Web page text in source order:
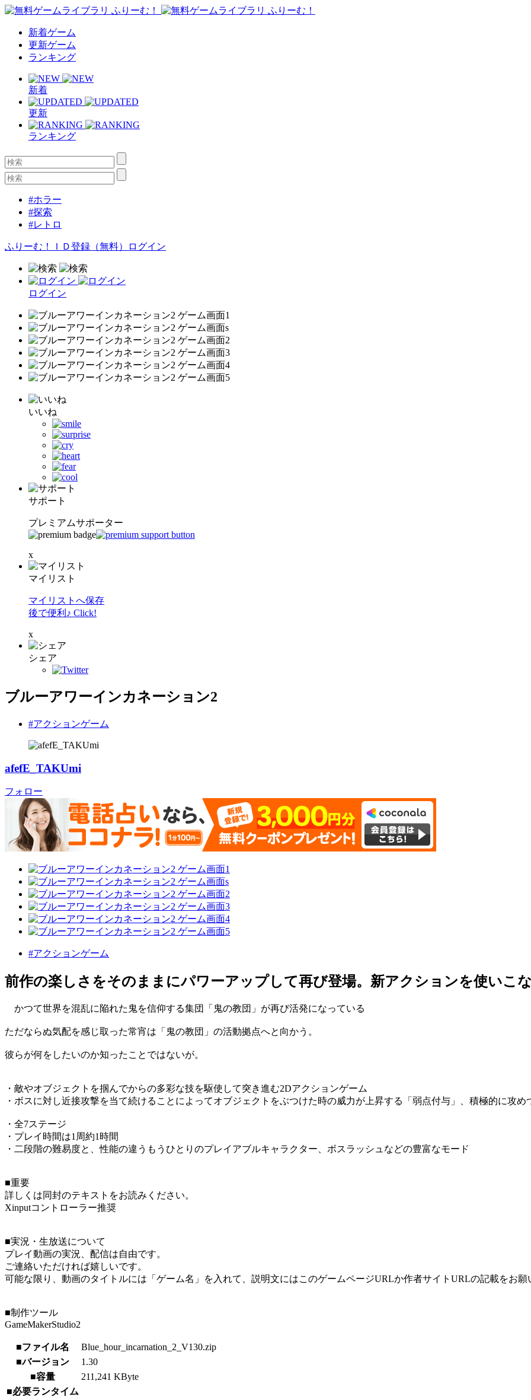
新着ゲーム
更新ゲーム
ランキング
新着
更新
ランキング
#ホラー
#探索
#レトロ
ふりーむ！ＩＤ登録（無料） ログイン
ログイン
いいね
サポート
プレミアムサポーター
x
マイリスト
マイリストへ保存
後で便利♪ Click!
x
シェア
ブルーアワーインカネーション2
#アクションゲーム
afefE_TAKUmi
フォロー
#アクションゲーム
前作の楽しさをそのままにパワーアップして再び登場。新アクションを使いこ
かつて世界を混乱に陥れた鬼を信仰する集団「鬼の教団」が再び活発になっている
ただならぬ気配を感じ取った常宵は「鬼の教団」の活動拠点へと向かう。
彼らが何をしたいのか知ったことではないが。
・敵やオブジェクトを掴んでからの多彩な技を駆使して突き進む2Dアクションゲーム
・ボスに対し近接攻撃を当て続けることによってオブジェクトをぶつけた時の威力が上昇する「弱点付与」、積極的に攻め
・全7ステージ
・プレイ時間は1周約1時間
・二段階の難易度と、性能の違うもうひとりのプレイアブルキャラクター、ボスラッシュなどの豊富なモード
■重要
詳しくは同封のテキストをお読みください。
Xinputコントローラー推奨
■実況・生放送について
プレイ動画の実況、配信は自由です。
ご連絡いただければ嬉しいです。
可能な限り、動画のタイトルには「ゲーム名」を入れて、説明文にはこのゲームページURLか作者サイトURLの記載をお願
■制作ツール
GameMakerStudio2
■ファイル名
Blue_hour_incarnation_2_V130.zip
■バージョン
1.30
■容量
211,241 KByte
■必要ランタイム